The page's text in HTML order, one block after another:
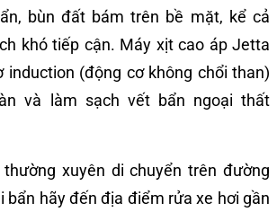
bùn đất bám trên bề mặt, kể cả
khó tiếp cận. Máy xịt cao áp Jetta
induction (động cơ không chổi than)
và làm sạch vết bẩn ngoại thất
xuyên di chuyển trên đường
bẩn hãy đến địa điểm rửa xe hơi gần